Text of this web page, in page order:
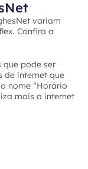
variam
Confira a
que pode ser
de internet que
nome “Horário
mais a internet